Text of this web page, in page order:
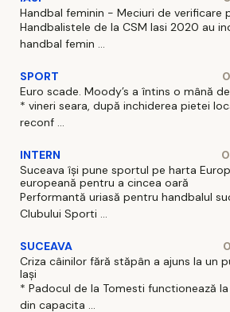
Handbal feminin - Meciuri de verificare
Handbalistele de la CSM Iasi 2020 au
handbal femin ...
SPORT
Euro scade. Moody’s a întins o mână
* vineri seara, după inchiderea pietei
reconf ...
INTERN
Suceava își pune sportul pe harta
europeană pentru a cincea oară
Performantă uriasă pentru handbalul
Clubului Sporti ...
SUCEAVA
Criza câinilor fără stăpân a ajuns la un
Iași
* Padocul de la Tomesti functionează
din capacita ...